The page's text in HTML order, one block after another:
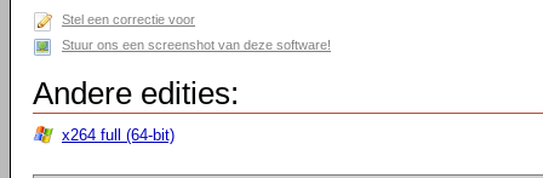
Stel een correctie voor
Stuur ons een screenshot van deze software!
Andere edities:
x264 full (64-bit)